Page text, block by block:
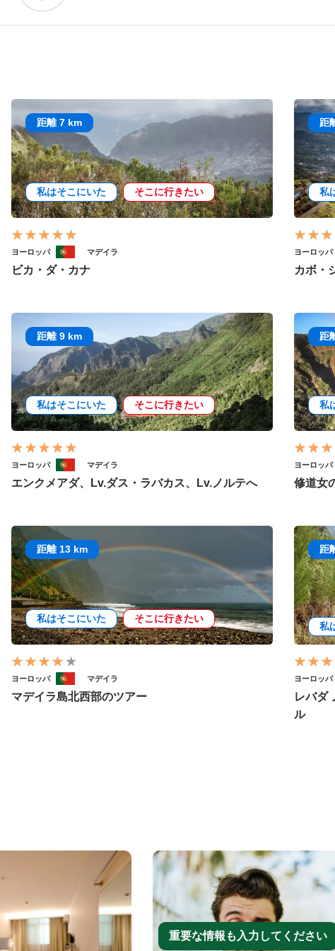
距離 7 km
私はそこにいた そこに行きたい
ヨーロッパ マデイラ
ビカ・ダ・カナ
距
私
ヨーロッパ
カボ・
距離 9 km
私はそこにいた そこに行きたい
ヨーロッパ マデイラ
エンクメアダ、Lv.ダス・ラバカス、Lv.ノルテへ
距
私
ヨーロッパ
修道女
距離 13 km
私はそこにいた そこに行きたい
ヨーロッパ マデイラ
マデイラ島北西部のツアー
距
私
ヨーロッパ
レバダ
ル
重要な情報も入力してください